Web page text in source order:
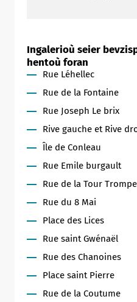
Ingalerioù seier
hentoù foran
Rue Léhellec
Rue de la Fontaine
Rue Joseph Le brix
Rive gauche et Rive
Île de Conleau
Rue Emile burgault
Rue de la Tour
Rue du 8 Mai
Place des Lices
Rue saint Gwénaël
Rue des Chanoines
Place saint Pierre
Rue de la Coutume